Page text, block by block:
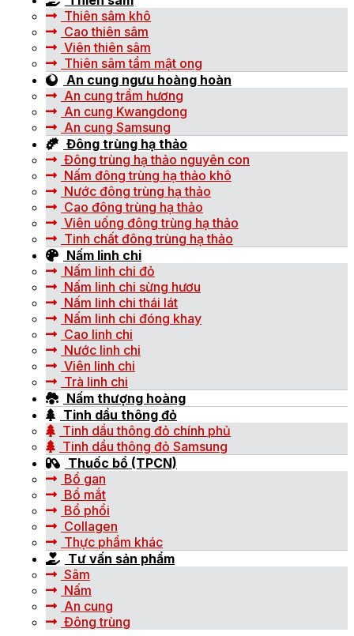
Thiên sâm khô
Cao thiên sâm
Viên thiên sâm
Thiên sâm tẩm mật ong
An cung ngưu hoàng hoàn
An cung trầm hương
An cung Kwangdong
An cung Samsung
Đông trùng hạ thảo
Đông trùng hạ thảo nguyên con
Nấm đông trùng hạ thảo khô
Nước đông trùng hạ thảo
Cao đông trùng hạ thảo
Viên uống đông trùng hạ thảo
Tinh chất đông trùng hạ thảo
Nấm linh chi
Nấm linh chi đỏ
Nấm linh chi sừng hươu
Nấm linh chi thái lát
Nấm linh chi đóng khay
Cao linh chi
Nước linh chi
Viên linh chi
Trà linh chi
Nấm thượng hoàng
Tinh dầu thông đỏ
Tinh dầu thông đỏ chính phủ
Tinh dầu thông đỏ Samsung
Thuốc bổ (TPCN)
Bổ gan
Bổ mắt
Bổ phổi
Collagen
Thực phẩm khác
Tư vấn sản phẩm
Sâm
Nấm
An cung
Đông trùng